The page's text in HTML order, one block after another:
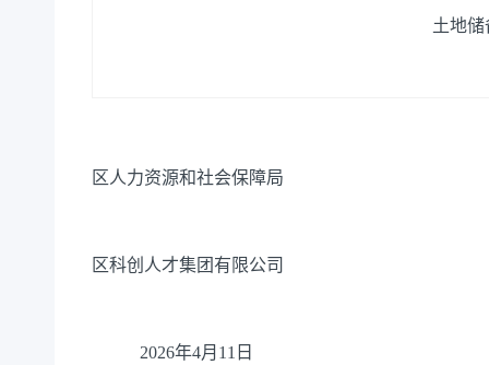
土地
区人力资源和社会保障局
区科创人才集团有限公司
2026年4月11日